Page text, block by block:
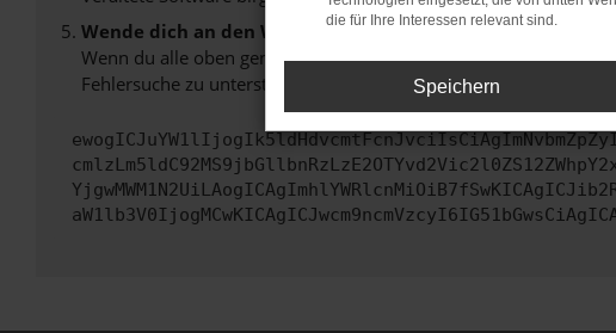
Wende dich an den Webseitenbetreiber.
Wenn du alle oben genannten Schritte versucht hast,
Fehlersuche zu unterstützen:
die für Ihre Interessen relevant sind.
Speichern